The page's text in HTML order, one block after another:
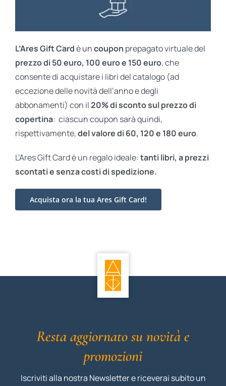
L’Ares Gift Cardè uncoupon prepagato virtuale del
prezzo di 50 euro, 100 euro e 150 euro, che
consente di acquistare i libri del catalogo (ad
eccezione delle novità dell’anno e degli
abbonamenti) con il20% di sconto sul prezzo di
copertina: ciascun coupon sarà quindi,
rispettivamente,del valore di 60, 120 e 180 euro.
L’Ares Gift Card è un regalo ideale: tanti libri, a prezzi
scontati esenza costi di spedizione.
Acquista ora la tua Ares Gift Card!
Resta aggiornato su novità e
promozioni
Iscriviti alla nostra Newsletter e riceverai subito un